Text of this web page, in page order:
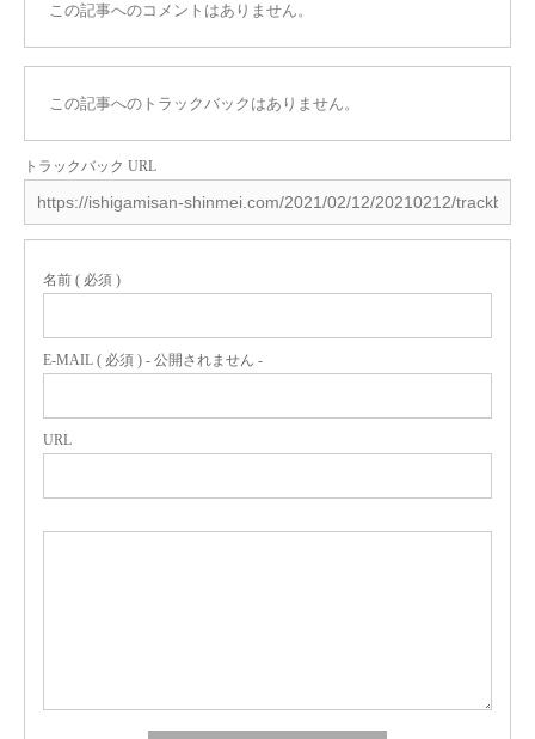
この記事へのコメントはありません。
この記事へのトラックバックはありません。
トラックバック URL
名前 ( 必須 )
E-MAIL ( 必須 ) - 公開されません -
URL